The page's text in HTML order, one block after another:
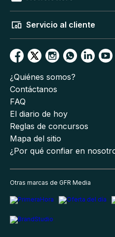
Servicio al cliente
¿Quiénes somos?
Contáctanos
FAQ
El diario de hoy
Reglas de concursos
Mapa del sitio
¿Por qué confiar en
Otras marcas de GFR Media